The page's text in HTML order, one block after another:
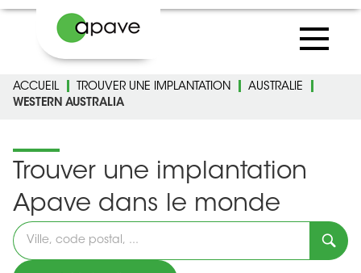
ACCUEIL TROUVER UNE IMPLANTATION
AUSTRALIE
WESTERN AUSTRALIA
Trouver une implantation
Apave dans le monde
Veuillez
renseigner
une
adresse